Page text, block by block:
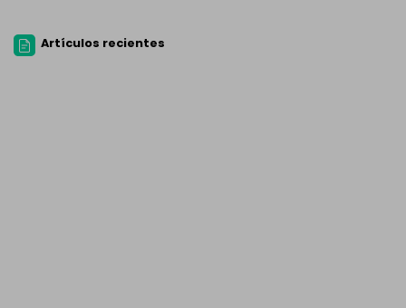
Artículos recientes